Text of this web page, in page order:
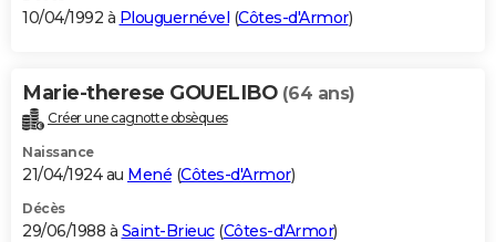
10/04/1992 à Plouguernével (Côtes-d'Armor)
Marie-therese GOUELIBO (64 ans)
Créer une cagnotte obsèques
Naissance
21/04/1924 au Mené (Côtes-d'Armor)
Décès
29/06/1988 à Saint-Brieuc(Côtes-d'Armor)